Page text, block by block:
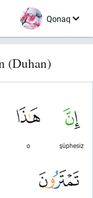
Qonaq
(Duhan)
şüphesiz
o